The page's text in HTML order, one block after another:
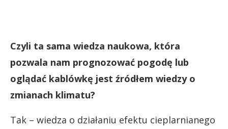
Czyli ta sama wiedza naukowa, która
pozwala nam prognozować pogodę lub
oglądać kablówkę jest źródłem wiedzy o
zmianach klimatu?
Tak – wiedza o działaniu efektu cieplarnianego